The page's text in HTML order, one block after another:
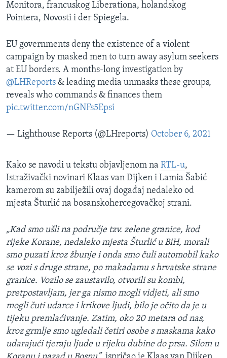
Monitora, francuskog Liberationa, holandskog
Pointera, Novosti i der Spiegela.
EU governments deny the existence of a violent
campaign by masked men to turn away asylum seekers
at EU borders. A months-long investigation by
@LHReports & leading media unmasks these groups,
reveals who commands & finances them
pic.twitter.com/nGNFs5Epsi
— Lighthouse Reports (@LHreports) October 6, 2021
Kako se navodi u tekstu objavljenom na RTL-u,
Istraživački novinari Klaas van Dijken i Lamia Šabić
kamerom su zabilježili ovaj događaj nedaleko od
mjesta Šturlić na bosanskohercegovačkoj strani.
„Kad smo ušli na područje tzv. zelene granice, kod
rijeke Korane, nedaleko mjesta Šturlić u BiH, morali
smo puzati kroz žbunje i onda smo čuli automobil kako
se vozi s druge strane, po makadamu s hrvatske strane
granice. Vozilo se zaustavilo, otvorili su kombi,
pretpostavljam, jer ga nismo mogli vidjeti, ali smo
mogli čuti udarce i krikove ljudi, bilo je očito da je u
tijeku premlaćivanje. Zatim, oko 20 metara od nas,
kroz grmlje smo ugledali četiri osobe s maskama kako
udarajući tjeraju ljude u rijeku dubine do prsa. Silom u